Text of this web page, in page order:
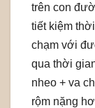
trên con
tiết kiệm
chạm với
qua thời
nheo + va
rộm nặng